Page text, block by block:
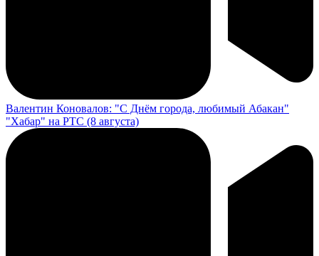
Валентин Коновалов: "С Днём города, любимый Абакан"
"Хабар" на РТС (8 августа)